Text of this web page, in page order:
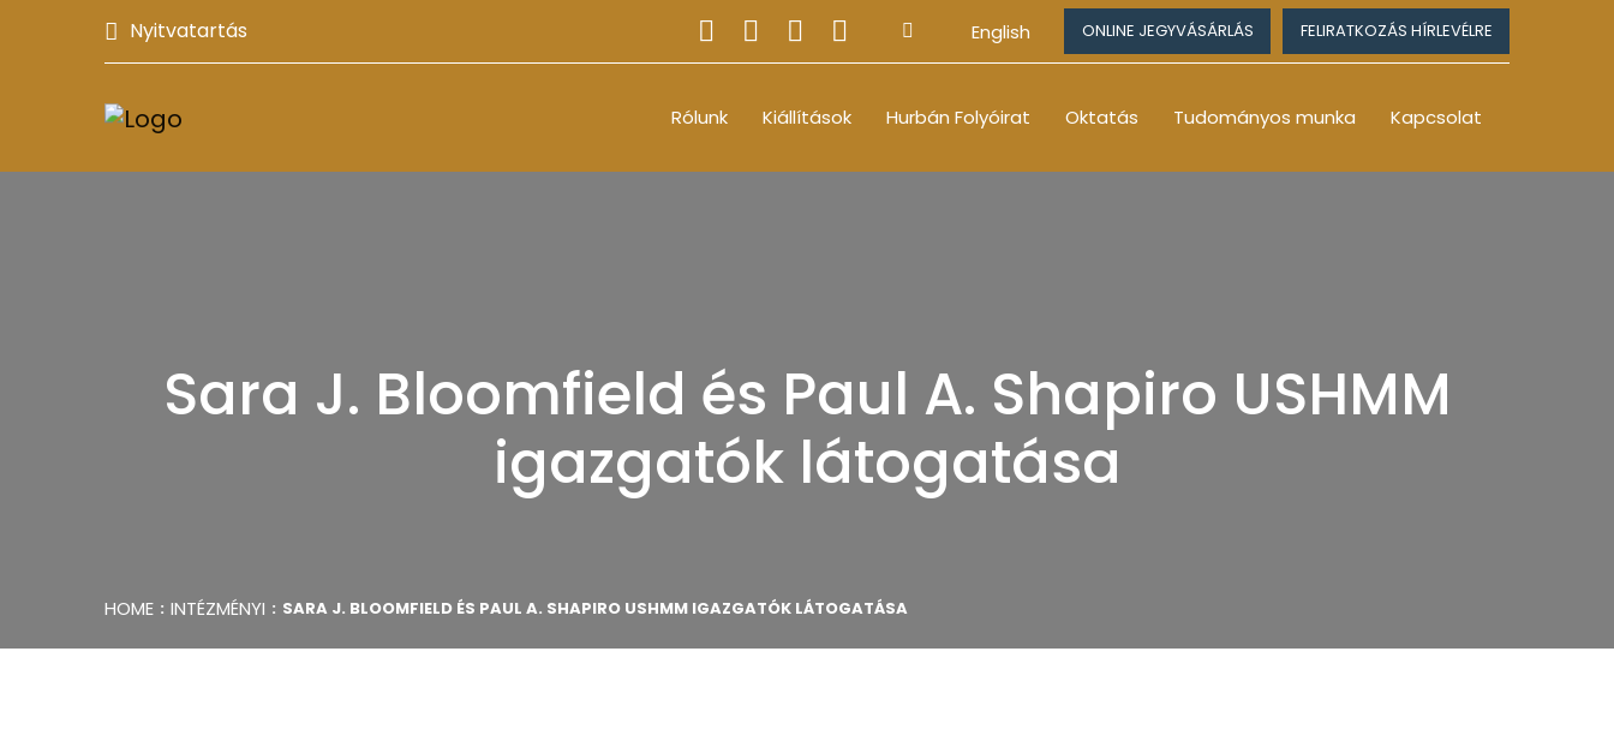
Nyitvatartás English ONLINE JEGYVÁSÁRLÁS FELIRATKOZÁS HÍRLEVÉLRE
Rólunk Kiállítások Hurbán Folyóirat Oktatás Tudományos munka Kapcsolat
Sara J. Bloomfield és Paul A. Shapiro USHMM
igazgatók látogatása
HOME INTÉZMÉNYI SARA J. BLOOMFIELD ÉS PAUL A. SHAPIRO USHMM IGAZGATÓK LÁTOGATÁSA